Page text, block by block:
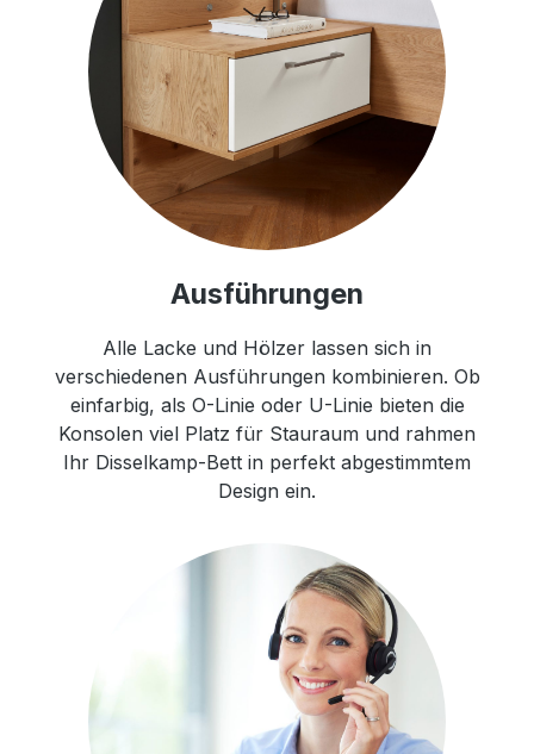
Ausführungen
Alle Lacke und Hölzer lassen sich in
verschiedenen Ausführungen kombinieren. Ob
einfarbig, als O-Linie oder U-Linie bieten die
Konsolen viel Platz für Stauraum und rahmen
Ihr Disselkamp-Bett in perfekt abgestimmtem
Design ein.